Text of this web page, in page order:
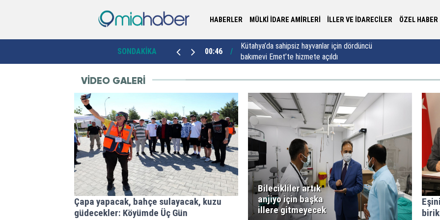
HABERLER MÜLKİ İDARE AMİRLERİ İLLER VE İDARECİLER ÖZEL HABER
SONDAKİKA
Kütahya’da sahipsiz hayvanlar için dördüncü
bakımevi Emet’te hizmete açıldı
23:46
Yalova Valisi Usta’dan 30 yıllık vefa buluşması:
"Vefa sadece bir semt adı değildir"
VIDEO GALERI
Çapa yapacak, bahçe sulayacak, kuzu
güdecekler: Köyümde Üç Gün
Bilecikliler artık
anjiyo için başka
illere gitmeyecek